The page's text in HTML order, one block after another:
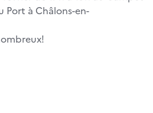
Port à Châlons-en-